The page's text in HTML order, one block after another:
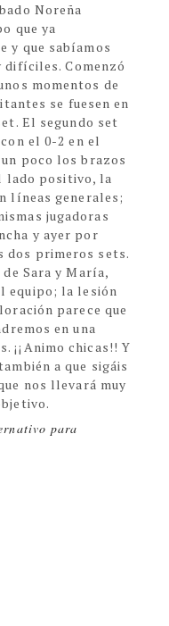
Noreña
que ya
y que sabíamos
difíciles. Comenzó
momentos de
se fuesen en
El segundo set
el 0-2 en el
poco los brazos
lado positivo, la
líneas generales;
jugadoras
y ayer por
dos primeros sets.
Sara y María,
equipo; la lesión
parece que
en una
¡¡Animo chicas!!Y
a que sigáis
nos llevará muy
para